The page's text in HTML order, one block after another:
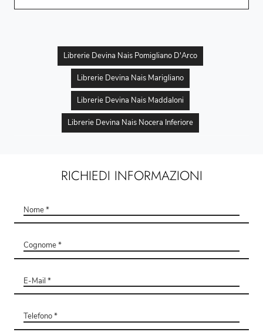
Librerie Devina Nais Pomigliano D'Arco
Librerie Devina Nais Marigliano
Librerie Devina Nais Maddaloni
Librerie Devina Nais Nocera Inferiore
RICHIEDI INFORMAZIONI